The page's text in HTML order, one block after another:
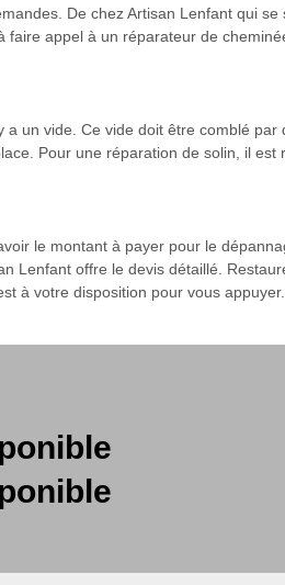
De chez Artisan Lenfant qui se
faire appel à un réparateur de
un vide. Ce vide doit être comblé par
Pour une réparation de solin, il est
le montant à payer pour le
Lenfant offre le devis détaillé.
à votre disposition pour vous